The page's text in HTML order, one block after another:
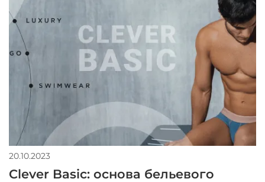
20.10.2023
Clever Basic: основа бельевого